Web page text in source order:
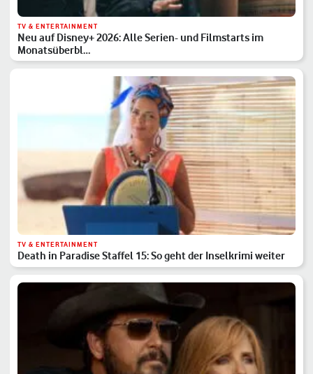
TV & ENTERTAINMENT
Neu auf Disney+ 2026: Alle Serien- und Filmstarts im
Monatsüberbl…
TV & ENTERTAINMENT
Death in Paradise Staffel 15: So geht der Inselkrimi weiter